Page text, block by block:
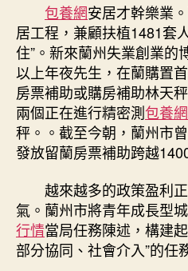
包養網安居才幹樂業
居工程，兼顧扶植1481套
住”。新來蘭州失業創業的
以上年夜先生，在蘭購置
房票補助或購房補助林天
兩個正在進行精密測包養網
秤。。截至今朝，蘭州市
發放留蘭房票補助跨越
越來越多的政策盈利
氣。蘭州市將青年成長型
行情當局任務陳述，構建
部分協同、社會介入”的任